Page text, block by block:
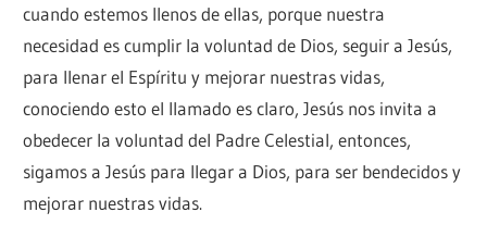
cuando estemos llenos de ellas, porque nuestra
necesidad es cumplir la voluntad de Dios, seguir a Jesús,
para llenar el Espíritu y mejorar nuestras vidas,
conociendo esto el llamado es claro, Jesús nos invita a
obedecer la voluntad del Padre Celestial, entonces,
sigamos a Jesús para llegar a Dios, para ser bendecidos y
mejorar nuestras vidas.